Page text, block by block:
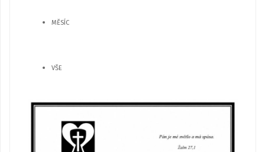
MĚSÍC
VŠE